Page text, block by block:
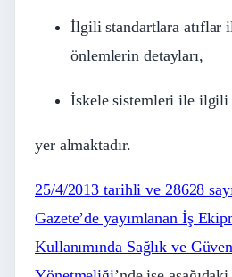
İlgili standartlara atıflar
önlemlerin detayları,
İskele sistemleri ile ilgili
yer almaktadır.
25/4/2013 tarihli ve 28628
Gazete’de yayımlanan İş
Kullanımında Sağlık ve